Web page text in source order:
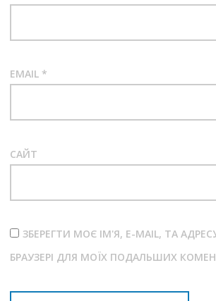
EMAIL *
САЙТ
ЗБЕРЕГТИ МОЄ ІМ'Я, E-MAIL, ТА
БРАУЗЕРІ ДЛЯ МОЇХ ПОДАЛЬШИХ